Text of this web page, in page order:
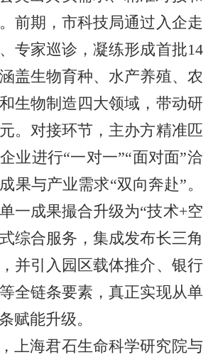
前期，市科技局通过入企走
专家巡诊，凝练形成首批14
盖生物育种、水产养殖、农
生物制造四大领域，带动研
。 对接环节，主办方精准匹
业进行“一对一”“面对面”洽
果与产业需求“双向奔赴”。
一成果撮合升级为“技术+空
综合服务，集成发布长三角
并引入园区载体推介、银行
全链条要素，真正实现从单
赋能升级。
上海君石生命科学研究院与